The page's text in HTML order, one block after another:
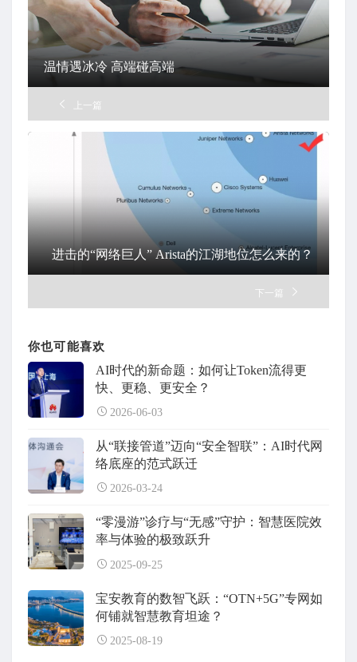
温情遇冰冷 高端碰高端
上一篇
进击的“网络巨人” Arista的江湖地位怎么来的？
下一篇
你也可能喜欢
AI时代的新命题：如何让Token流得更
快、更稳、更安全？
2026-06-03
从“联接管道”迈向“安全智联”：AI时代网
络底座的范式跃迁
2026-03-24
“零漫游”诊疗与“无感”守护：智慧医院效
率与体验的极致跃升
2025-09-25
宝安教育的数智飞跃：“OTN+5G”专网如
何铺就智慧教育坦途？
2025-08-19